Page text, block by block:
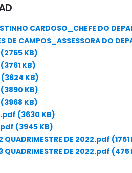
CARDOSO_CHEFE DO
DE CAMPOS_ASSESSORA DO
(2765 KB)
KB)
(3624 KB)
(3890 KB)
(3968 KB)
(3630 KB)
(3945 KB)
QUADRIMESTRE DE 2022.pdf (1751
QUADRIMESTRE DE 2022.pdf (475